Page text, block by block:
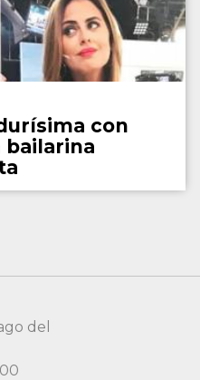
con
bailarina
del